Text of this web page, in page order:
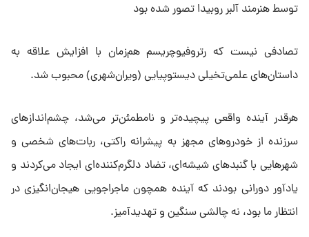
توسط هنرمند آلبر روبیدا تصور شده بود
تصادفی نیست که رتروفیوچریسم هم‌زمان با افزایش علاقه به
داستان‌های علمی‌تخیلی دیستوپیایی (ویران‌شهری) محبوب شد.
هرقدر آینده واقعی پیچیده‌تر و نامطمئن‌تر می‌شد، چشم‌اندازهای
سرزنده از خودروهای مجهز به پیشرانه راکتی، ربات‌های شخصی و
شهرهایی با گنبدهای شیشه‌ای، تضاد دلگرم‌کننده‌ای ایجاد می‌کردند و
یادآور دورانی بودند که آینده همچون ماجراجویی هیجان‌انگیزی در
انتظار ما بود، نه چالشی سنگین و تهدیدآمیز.